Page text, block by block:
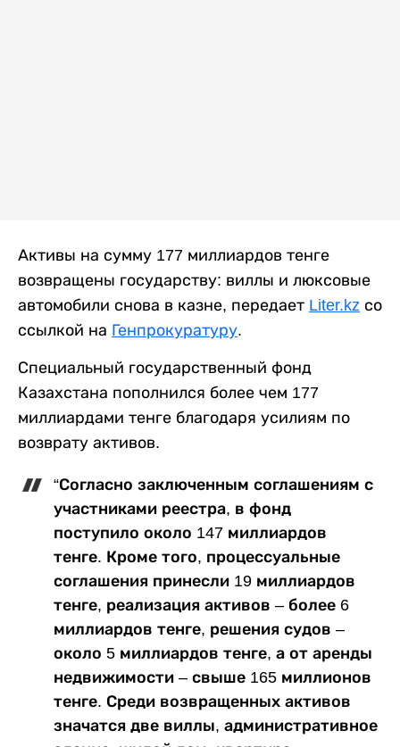
Активы на сумму 177 миллиардов тенге
возвращены государству: виллы и люксовые
автомобили снова в казне, передает Liter.kz со
ссылкой на Генпрокуратуру.
Специальный государственный фонд
Казахстана пополнился более чем 177
миллиардами тенге благодаря усилиям по
возврату активов.
“Согласно заключенным соглашениям с
участниками реестра, в фонд
поступило около 147 миллиардов
тенге. Кроме того, процессуальные
соглашения принесли 19 миллиардов
тенге, реализация активов – более 6
миллиардов тенге, решения судов –
около 5 миллиардов тенге, а от аренды
недвижимости – свыше 165 миллионов
тенге. Среди возвращенных активов
значатся две виллы, административное